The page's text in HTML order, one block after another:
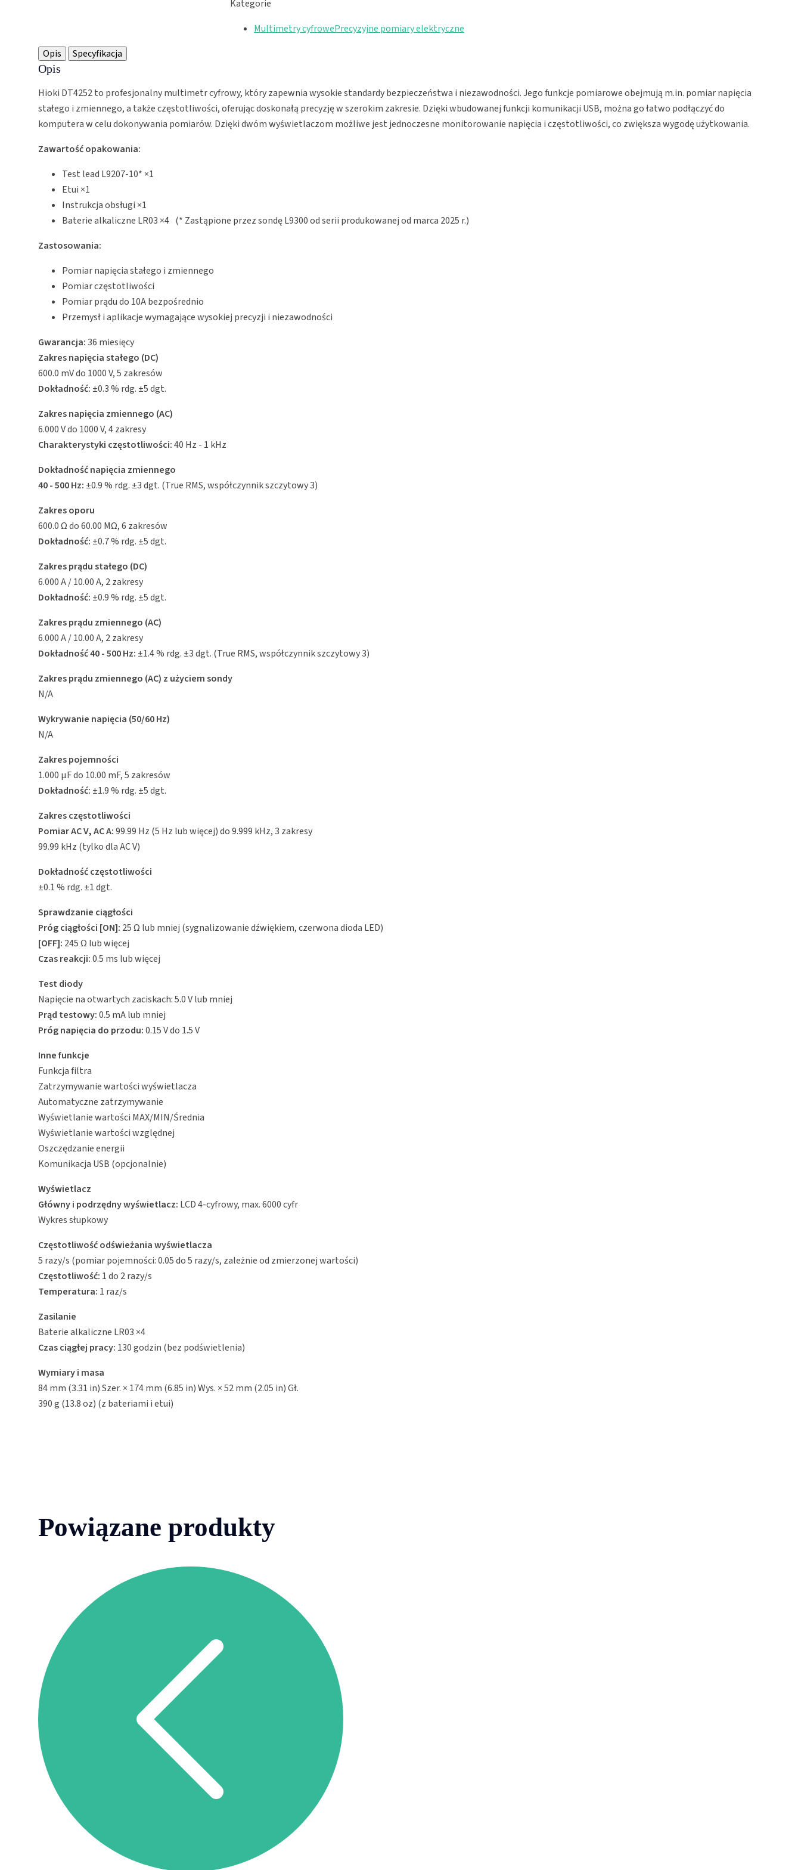
Kategorie
Multimetry cyfrowePrecyzyjne pomiary elektryczne
Opis
Specyfikacja
Opis
Hioki DT4252 to profesjonalny multimetr cyfrowy, który zapewnia wysokie standardy bezpieczeństwa i niezawodności. Jego funkcje pomiarowe obejmują m.in. pomiar napięcia
stałego i zmiennego, a także częstotliwości, oferując doskonałą precyzję w szerokim zakresie. Dzięki wbudowanej funkcji komunikacji USB, można go łatwo podłączyć do
komputera w celu dokonywania pomiarów. Dzięki dwóm wyświetlaczom możliwe jest jednoczesne monitorowanie napięcia i częstotliwości, co zwiększa wygodę użytkowania.
Zawartość opakowania:
Test lead L9207-10* ×1
Etui ×1
Instrukcja obsługi ×1
Baterie alkaliczne LR03 ×4 (* Zastąpione przez sondę L9300 od serii produkowanej od marca 2025 r.)
Zastosowania:
Pomiar napięcia stałego i zmiennego
Pomiar częstotliwości
Pomiar prądu do 10A bezpośrednio
Przemysł i aplikacje wymagające wysokiej precyzji i niezawodności
Gwarancja:36 miesięcy
Zakres napięcia stałego (DC)
600.0 mV do 1000 V, 5 zakresów
Dokładność: ±0.3 % rdg. ±5 dgt.
Zakres napięcia zmiennego (AC)
6.000 V do 1000 V, 4 zakresy
Charakterystyki częstotliwości:40 Hz - 1 kHz
Dokładność napięcia zmiennego
40 - 500 Hz: ±0.9 % rdg. ±3 dgt. (True RMS, współczynnik szczytowy 3)
Zakres oporu
600.0 Ω do 60.00 MΩ, 6 zakresów
Dokładność: ±0.7 % rdg. ±5 dgt.
Zakres prądu stałego (DC)
6.000 A / 10.00 A, 2 zakresy
Dokładność: ±0.9 % rdg. ±5 dgt.
Zakres prądu zmiennego (AC)
6.000 A / 10.00 A, 2 zakresy
Dokładność 40 - 500 Hz: ±1.4 % rdg. ±3 dgt. (True RMS, współczynnik szczytowy 3)
Zakres prądu zmiennego (AC) z użyciem sondy
N/A
Wykrywanie napięcia (50/60 Hz)
N/A
Zakres pojemności
1.000 μF do 10.00 mF, 5 zakresów
Dokładność: ±1.9 % rdg. ±5 dgt.
Zakres częstotliwości
Pomiar AC V, AC A:99.99 Hz (5 Hz lub więcej) do 9.999 kHz, 3 zakresy
99.99 kHz (tylko dla AC V)
Dokładność częstotliwości
±0.1 % rdg. ±1 dgt.
Sprawdzanie ciągłości
Próg ciągłości [ON]: 25 Ω lub mniej (sygnalizowanie dźwiękiem, czerwona dioda LED)
[OFF]: 245 Ω lub więcej
Czas reakcji:0.5 ms lub więcej
Test diody
Napięcie na otwartych zaciskach: 5.0 V lub mniej
Prąd testowy:0.5 mA lub mniej
Próg napięcia do przodu:0.15 V do 1.5 V
Inne funkcje
Funkcja filtra
Zatrzymywanie wartości wyświetlacza
Automatyczne zatrzymywanie
Wyświetlanie wartości MAX/MIN/Średnia
Wyświetlanie wartości względnej
Oszczędzanie energii
Komunikacja USB (opcjonalnie)
Wyświetlacz
Główny i podrzędny wyświetlacz: LCD 4-cyfrowy, max. 6000 cyfr
Wykres słupkowy
Częstotliwość odświeżania wyświetlacza
5 razy/s (pomiar pojemności: 0.05 do 5 razy/s, zależnie od zmierzonej wartości)
Częstotliwość: 1 do 2 razy/s
Temperatura: 1 raz/s
Zasilanie
Baterie alkaliczne LR03 ×4
Czas ciągłej pracy: 130 godzin (bez podświetlenia)
Wymiary i masa
84 mm (3.31 in) Szer. × 174 mm (6.85 in) Wys. × 52 mm (2.05 in) Gł.
390 g (13.8 oz) (z bateriami i etui)
Powiązane produkty